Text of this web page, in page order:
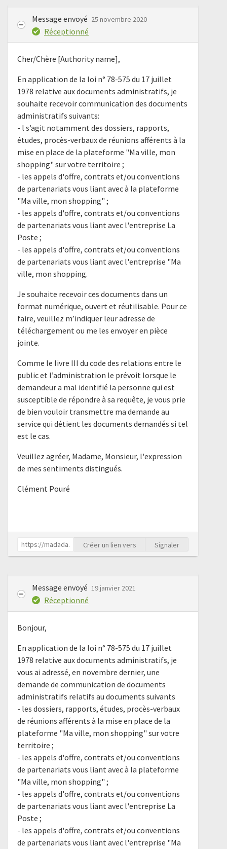
Message envoyé 25 novembre 2020
Réceptionné
Cher/Chère [Authority name],
En application de la loi n° 78-575 du 17 juillet
1978 relative aux documents administratifs, je
souhaite recevoir communication des documents
administratifs suivants:
- l s’agit notamment des dossiers, rapports,
études, procès-verbaux de réunions afférents à la
mise en place de la plateforme "Ma ville, mon
shopping" sur votre territoire ;
- les appels d'offre, contrats et/ou conventions
de partenariats vous liant avec à la plateforme
"Ma ville, mon shopping" ;
- les appels d'offre, contrats et/ou conventions
de partenariats vous liant avec l'entreprise La
Poste ;
- les appels d'offre, contrats et/ou conventions
de partenariats vous liant avec l'entreprise "Ma
ville, mon shopping.
Je souhaite recevoir ces documents dans un
format numérique, ouvert et réutilisable. Pour ce
faire, veuillez m’indiquer leur adresse de
téléchargement ou me les envoyer en pièce
jointe.
Comme le livre III du code des relations entre le
public et l’administration le prévoit lorsque le
demandeur a mal identifié la personne qui est
susceptible de répondre à sa requête, je vous prie
de bien vouloir transmettre ma demande au
service qui détient les documents demandés si tel
est le cas.
Veuillez agréer, Madame, Monsieur, l'expression
de mes sentiments distingués.
Clément Pouré
Créer un lien vers Signaler
Message envoyé 19 janvier 2021
Réceptionné
Bonjour,
En application de la loi n° 78-575 du 17 juillet
1978 relative aux documents administratifs, je
vous ai adressé, en novembre dernier, une
demande de communication de documents
administratifs relatifs au documents suivants
- les dossiers, rapports, études, procès-verbaux
de réunions afférents à la mise en place de la
plateforme "Ma ville, mon shopping" sur votre
territoire ;
- les appels d'offre, contrats et/ou conventions
de partenariats vous liant avec à la plateforme
"Ma ville, mon shopping" ;
- les appels d'offre, contrats et/ou conventions
de partenariats vous liant avec l'entreprise La
Poste ;
- les appels d'offre, contrats et/ou conventions
de partenariats vous liant avec l'entreprise "Ma